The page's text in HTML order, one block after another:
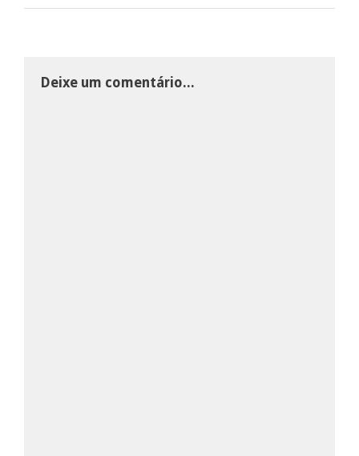
Deixe um comentário...